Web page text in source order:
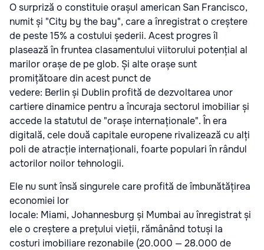
O surpriză o constituie orașul american San Francisco,
numit și "City by the bay", care a înregistrat o creștere
de peste 15% a costului șederii. Acest progres îl
plasează în fruntea clasamentului viitorului potențial al
marilor orașe de pe glob. Și alte orașe sunt
promițătoare din acest punct de
vedere: Berlin și Dublin profită de dezvoltarea unor
cartiere dinamice pentru a încuraja sectorul imobiliar și
accede la statutul de "orașe internaționale". În era
digitală, cele două capitale europene rivalizează cu alți
poli de atracție internaționali, foarte populari în rândul
actorilor noilor tehnologii.
Ele nu sunt însă singurele care profită de îmbunătățirea
economiei lor
locale: Miami, Johannesburg și Mumbai au înregistrat și
ele o creștere a prețului vieții, rămânând totuși la
costuri imobiliare rezonabile (20.000 — 28.000 de